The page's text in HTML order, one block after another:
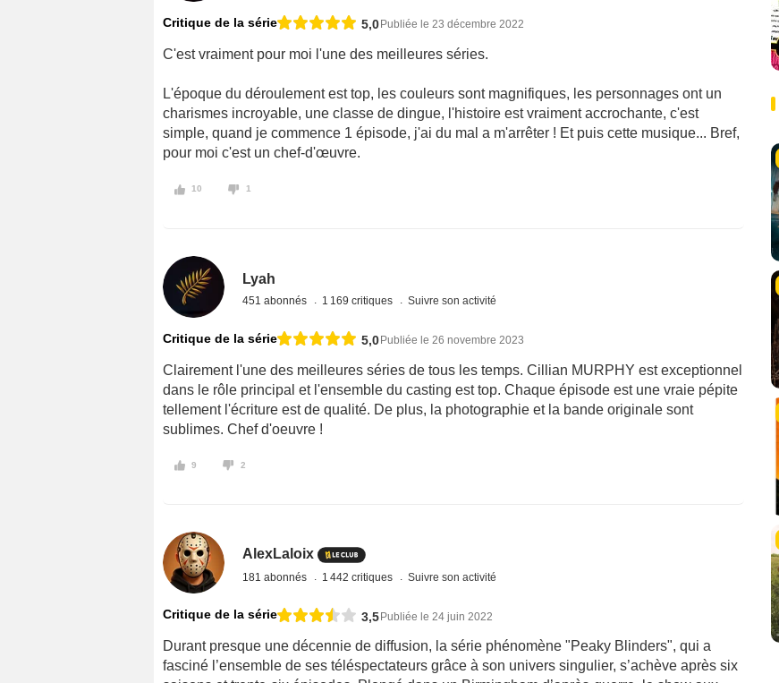
Critique de la série 5,0 Publiée le 23 décembre 2022
C'est vraiment pour moi l'une des meilleures séries.
L'époque du déroulement est top, les couleurs sont magnifiques, les personnages ont un
charismes incroyable, une classe de dingue, l'histoire est vraiment accrochante, c'est
simple, quand je commence 1 épisode, j'ai du mal a m'arrêter ! Et puis cette musique... Bref,
pour moi c'est un chef-d'œuvre.
10 1
Lyah
451 abonnés 1 169 critiques Suivre son activité
Critique de la série 5,0 Publiée le 26 novembre 2023
Clairement l'une des meilleures séries de tous les temps. Cillian MURPHY est exceptionnel
dans le rôle principal et l'ensemble du casting est top. Chaque épisode est une vraie pépite
tellement l'écriture est de qualité. De plus, la photographie et la bande originale sont
sublimes. Chef d'oeuvre !
9 2
AlexLaloix
181 abonnés 1 442 critiques Suivre son activité
Critique de la série 3,5 Publiée le 24 juin 2022
Durant presque une décennie de diffusion, la série phénomène "Peaky Blinders", qui a
fasciné l’ensemble de ses téléspectateurs grâce à son univers singulier, s’achève après six